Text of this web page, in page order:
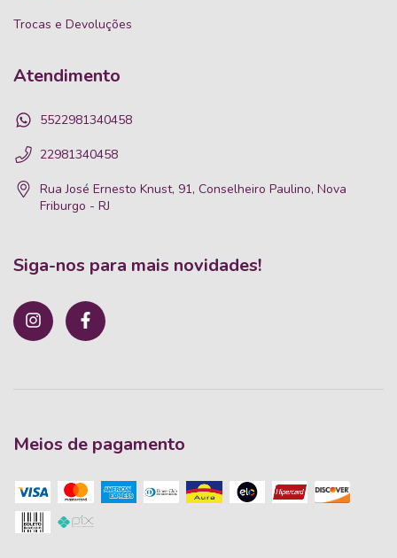
Trocas e Devoluções
Atendimento
5522981340458
22981340458
Rua José Ernesto Knust, 91, Conselheiro Paulino, Nova
Friburgo - RJ
Siga-nos para mais novidades!
Meios de pagamento